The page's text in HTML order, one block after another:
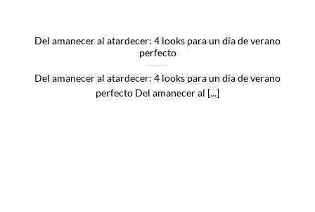
Del amanecer al atardecer: 4 looks para un día de verano
perfecto
Del amanecer al atardecer: 4 looks para un día de verano
perfecto Del amanecer al [...]